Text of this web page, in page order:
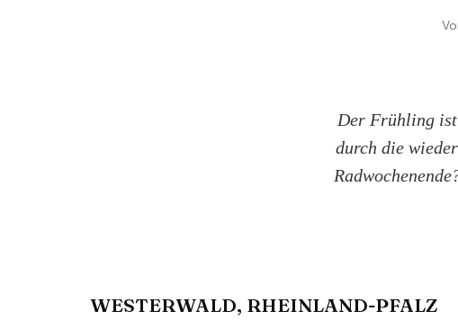
Der Frühling ist
durch die
WESTERWALD, RHEINLAND-PFALZ